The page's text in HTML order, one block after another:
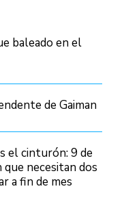
baleado en el
de Gaiman
el cinturón: 9 de
necesitan dos
a fin de mes